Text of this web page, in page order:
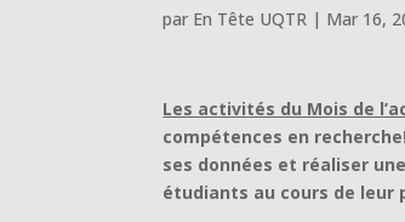
par En Tête UQTR | Mar 16,
Les activités du Mois de
compétences en
ses données et réaliser
étudiants au cours de leur